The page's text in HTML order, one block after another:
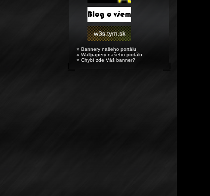
» Bannery našeho portálu
» Wallpapery našeho portálu
» Chybí zde Váš banner?